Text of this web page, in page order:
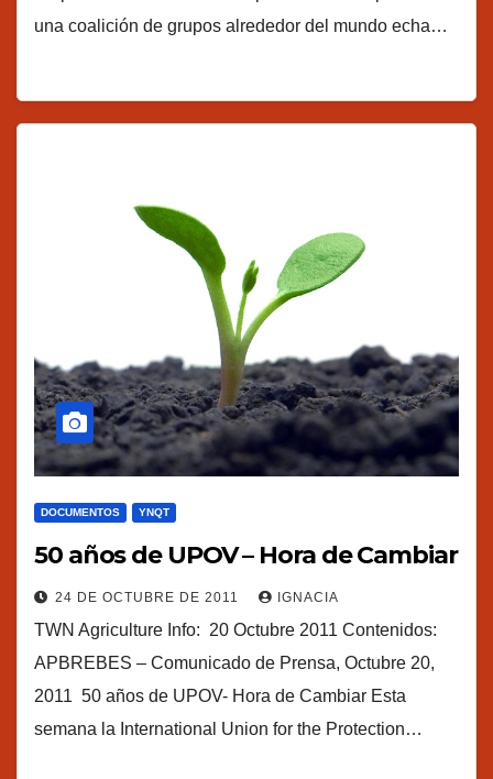
una coalición de grupos alrededor del mundo echa…
DOCUMENTOS YNQT
50 años de UPOV – Hora de Cambiar
24 DE OCTUBRE DE 2011 IGNACIA
TWN Agriculture Info: 20 Octubre 2011 Contenidos:
APBREBES – Comunicado de Prensa, Octubre 20,
2011 50 años de UPOV- Hora de Cambiar Esta
semana la International Union for the Protection…